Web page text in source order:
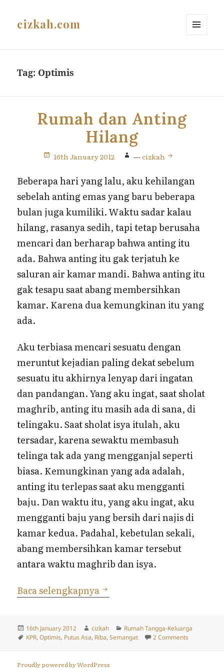
cizkah.com
Tag: Optimis
Rumah dan Anting
Hilang
16th January 2012 —cizkah
Beberapa hari yang lalu, aku kehilangan
sebelah anting emas yang baru beberapa
bulan juga kumiliki. Waktu sadar kalau
hilang, rasanya sedih, tapi tetap berusaha
mencari dan berharap bahwa anting itu
ada. Bahwa anting itu gak terjatuh ke
saluran air kamar mandi. Bahwa anting itu
gak tesapu saat abang membersihkan
kamar. Karena dua kemungkinan itu yang
ada.
Aku terbiasa mencari sesuatu dengan
meruntut kejadian paling dekat sebelum
sesuatu itu akhirnya lenyap dari ingatan
dan pandangan. Yang aku ingat, saat sholat
maghrib, anting itu masih ada di sana, di
telingaku. Saat sholat isya itulah, aku
tersadar, karena sewaktu membasuh
telinga tak ada yang mengganjal seperti
biasa. Kemungkinan yang ada adalah,
anting itu terlepas saat aku mengganti
baju. Dan waktu itu, yang aku ingat, aku
mengganti baju yang bersih dari najis di
kamar kedua. Padahal, kebetulan sekali,
abang membersihkan kamar tersebut
antara waktu maghrib dan isya.
Baca selengkapnya Rumah dan Anting Hilang
Posted
on
16th January 2012 Author
cizkah Categories
Rumah Tangga-Keluarga
Tags
KPR,Optimis, Putus Asa, Riba,Semangat 2 Commentson Rumah
Proudly powered by WordPress